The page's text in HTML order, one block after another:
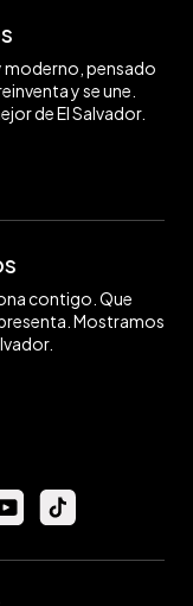
pensado
y se une.
de El Salvador.
contigo. Que
Mostramos